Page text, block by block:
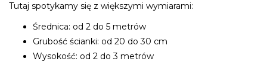
Tutaj spotykamy się z większymi wymiarami:
Średnica: od 2 do 5 metrów
Grubość ścianki: od 20 do 30 cm
Wysokość: od 2 do 3 metrów